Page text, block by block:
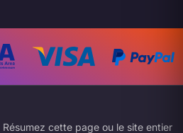
Résumez cette page ou le site entier